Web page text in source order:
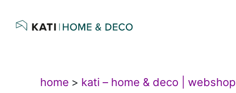
home > kati – home & deco | webshop